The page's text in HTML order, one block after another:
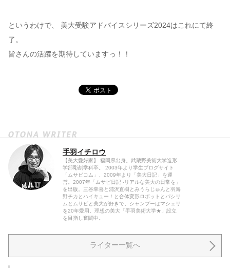
というわけで、 美大受験アドバイスシリーズ2024はこれにて終
了。
皆さんの活躍を期待していますっ！！
手羽イチロウ
【美大愛好家】 福岡県出身。武蔵野美術大学造形
学部彫刻学科卒。 2003年より学生ブログサイト
「ムサビコム」、2009年より「美大日記」を運
営。2007年「ムサビ日記 -リアルな美大の日常を」
を出版。三谷幸喜と浦沢直樹とみうらじゅんと羽海
野チカとハイキュー！と合体変形ロボットとパシリ
ムとムサビと美大が好きで、シャンプーはマシェリ
を20年愛用。理想の美大「手羽美術大学★」設立
を目指し奮闘中。
ライター一覧へ